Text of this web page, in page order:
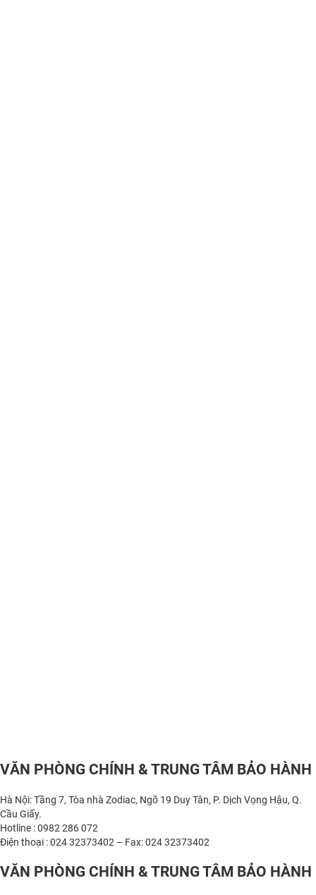
VĂN PHÒNG CHÍNH & TRUNG TÂM BẢO HÀNH
Hà Nội: Tầng 7, Tòa nhà Zodiac, Ngõ 19 Duy Tân, P. Dịch Vọng Hậu, Q.
Cầu Giấy.
Hotline : 0982 286 072
Điện thoại : 024 32373402 – Fax: 024 32373402
VĂN PHÒNG CHÍNH & TRUNG TÂM BẢO HÀNH